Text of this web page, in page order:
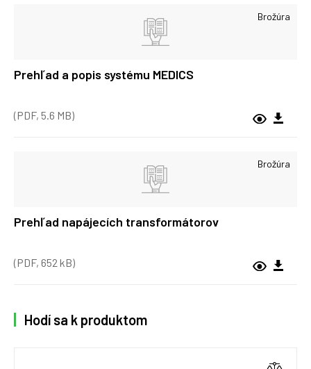
Brožúra
Prehľad a popis systému MEDICS
(PDF, 5.6 MB)
Brožúra
Prehľad napájecích transformátorov
(PDF, 652 kB)
Hodí sa k produktom